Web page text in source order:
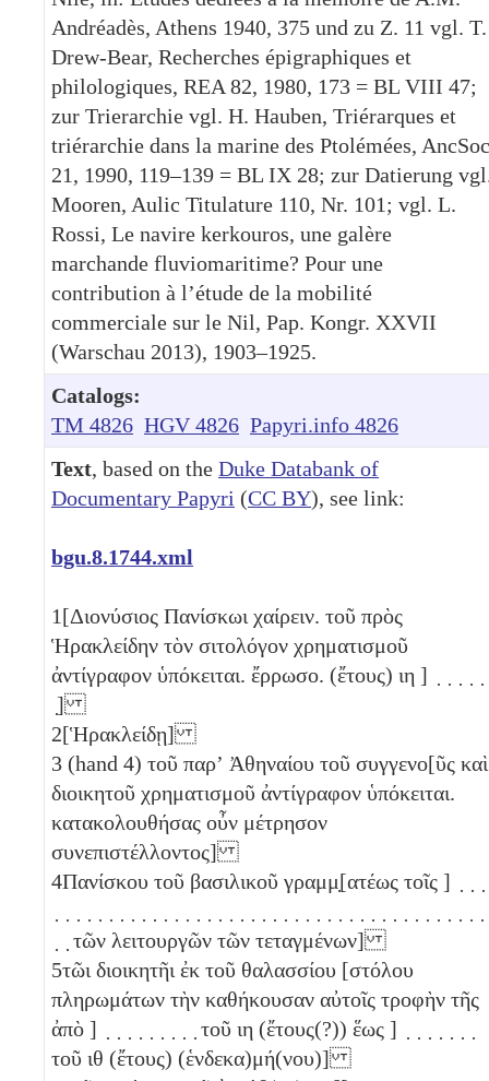
Andréadès, Athens 1940, 375 und zu Z. 11 vgl. T.
Drew-Bear, Recherches épigraphiques et
philologiques, REA 82, 1980, 173 = BL VIII 47;
zur Trierarchie vgl. H. Hauben, Triérarques et
triérarchie dans la marine des Ptolémées, AncSoc
21, 1990, 119–139 = BL IX 28; zur Datierung
Mooren, Aulic Titulature 110, Nr. 101; vgl. L.
Rossi, Le navire kerkouros, une galère
marchande fluviomaritime? Pour une
contribution à l’étude de la mobilité
commerciale sur le Nil, Pap. Kongr. XXVII
(Warschau 2013), 1903–1925.
Catalogs:
TM 4826 HGV 4826 Papyri.info 4826
Text, based on the Duke Databank of
Documentary Papyri (CC BY), see link:
bgu.8.1744.xml
1[Διονύσιος Πανίσκωι χαίρειν. τοῦ πρὸς
Ἡρακλείδην τὸν σιτολόγον χρηματισμοῦ
ἀντίγραφον ὑπόκειται. ἔρρωσο. (ἔτους) ιη ] ̣ ̣ ̣ ̣ ̣
̣]
2[Ἡρακλείδῃ]
3 (hand 4) τοῦ παρʼ Ἀθηναίου τοῦ συγγενο[ῦς καὶ
διοικητοῦ χρηματισμοῦ ἀντίγραφον ὑπόκειται.
κατακολουθήσας οὖν μέτρησον
συνεπιστέλλοντος]
4Πανίσκου τοῦ βασιλικοῦ γραμμ̣[ατέως τοῖς ] ̣ ̣ ̣
̣ ̣ τῶν λειτουργῶν τῶν τεταγμένων]
5τῶι διοικητῆι ἐκ τοῦ θαλασσίου [στόλου
πληρωμάτων τὴν καθήκουσαν αὐτοῖς τροφὴν τῆς
ἀπὸ ] ̣ ̣ ̣ ̣ ̣ ̣ ̣ ̣ ̣ τοῦ ιη (ἔτους(?)) ἕως ] ̣ ̣ ̣ ̣ ̣ ̣ ̣
τοῦ ιθ (ἔτους) (ἑνδεκα)μή(νου)]